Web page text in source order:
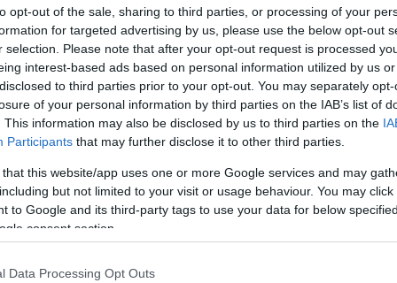
opt-out of the sale, sharing to third parties, or processing of your
for targeted advertising by us, please use the below opt-out
selection. Please note that after your opt-out request is processed
interest-based ads based on personal information utilized by us
to third parties prior to your opt-out. You may separately
of your personal information by third parties on the IAB’s list of
This information may also be disclosed by us to third parties on the
Participants that may further disclose it to other third parties.
that this website/app uses one or more Google services and may
but not limited to your visit or usage behaviour. You may
to Google and its third-party tags to use your data for below
consent section.
Data Processing Opt Outs
κάποιο γεγονός, προβάλλονται από
ενός ή δύο κομμάτων αλλά
παραλείπονται, αν και αφορούν το
ως πρόβλημα αναζήτησης
της επιβολής, με κρατική εξουσία, της
του σεβασμού της δημοσιογραφικής
έννοιες- η επιβολή και η ελευθερία-
όμως θεσμικός τρόπος να
υπόθεση», είπε ο κ. Κουτρουμάνος και
09:08
08:50
08:36